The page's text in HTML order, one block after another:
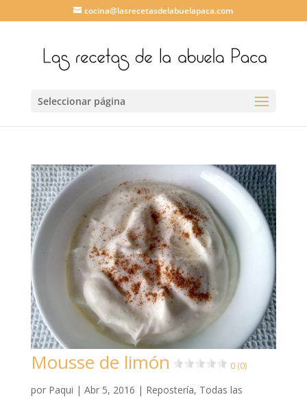
cocina@lasrecetasdelabuelapaca.com
Seleccionar página
Mousse de limón 0 (0)
por Paqui | Abr 5, 2016 | Repostería, Todas las